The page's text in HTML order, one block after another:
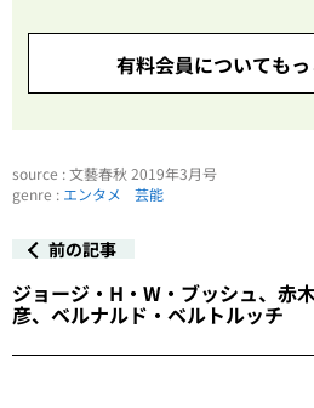
有料会員についても
source : 文藝春秋 2019年3月号
genre : エンタメ 芸能
前の記事
ジョージ・H・W・ブッシュ、赤
彦、ベルナルド・ベルトルッチ